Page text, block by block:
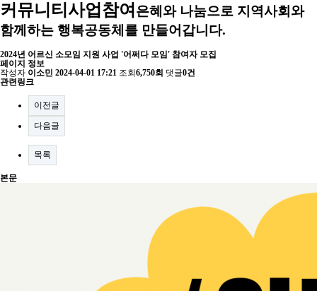
커뮤니티 사업참여 은혜와 나눔으로 지역사회와
함께하는 행복공동체를 만들어갑니다.
2024년 어르신 소모임 지원 사업 '어쩌다 모임' 참여자 모집
페이지 정보
작성자 이소민 2024-04-01 17:21 조회 6,750회 댓글0건
관련링크
이전글
다음글
목록
본문